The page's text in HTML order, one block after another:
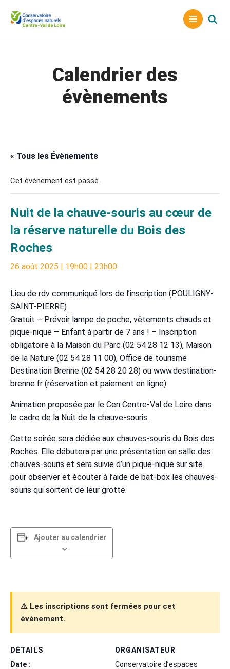
Aller
Calendrier des
évènements
« Tous les Évènements
Cet évènement est passé.
Nuit de la chauve-souris au cœur de
la réserve naturelle du Bois des
Roches
26 août 2025 | 19h00 | 23h00
Lieu de rdv communiqué lors de l’inscription (POULIGNY-
SAINT-PIERRE)
Gratuit – Prévoir lampe de poche, vêtements chauds et
pique-nique – Enfant à partir de 7 ans ! – Inscription
obligatoire à la Maison du Parc (02 54 28 12 13), Maison
de la Nature (02 54 28 11 00), Office de tourisme
Destination Brenne (02 54 28 20 28) ou www.destination-
brenne.fr (réservation et paiement en ligne).
Animation proposée par le Cen Centre-Val de Loire dans
le cadre de la Nuit de la chauve-souris.
Cette soirée sera dédiée aux chauves-souris du Bois des
Roches. Elle débutera par une présentation en salle des
chauves-souris et sera suivie d’un pique-nique sur site
pour observer et écouter à l’aide de bat-box les chauves-
souris qui sortent de leur grotte.
Ajouter au calendrier
⚠️ Les inscriptions sont fermées pour cet
événement.
DÉTAILS
Date :
ORGANISATEUR
Conservatoire d’espaces